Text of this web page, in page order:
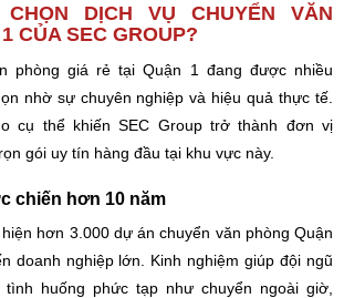
DỊCH VỤ CHUYỂN VĂN
CỦA SEC GROUP?
phòng giá rẻ tại Quận 1 đang được nhiều
nhờ sự chuyên nghiệp và hiệu quả thực tế.
cụ thể khiến SEC Group trở thành đơn vị
gói uy tín hàng đầu tại khu vực này.
chiến hơn 10 năm
hơn 3.000 dự án chuyển văn phòng Quận
doanh nghiệp lớn. Kinh nghiệm giúp đội ngũ
huống phức tạp như chuyển ngoài giờ,